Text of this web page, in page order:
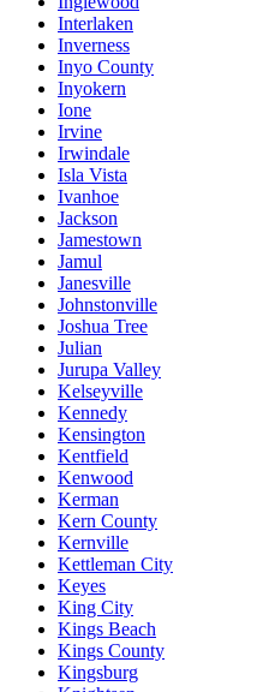
Interlaken
Inverness
Inyo County
Inyokern
Ione
Irvine
Irwindale
Isla Vista
Ivanhoe
Jackson
Jamestown
Jamul
Janesville
Johnstonville
Joshua Tree
Julian
Jurupa Valley
Kelseyville
Kennedy
Kensington
Kentfield
Kenwood
Kerman
Kern County
Kernville
Kettleman City
Keyes
King City
Kings Beach
Kings County
Kingsburg